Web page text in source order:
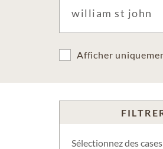
Afficher
Sélectionnez des